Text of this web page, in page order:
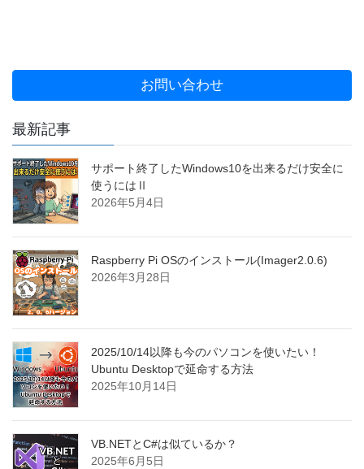
お問い合わせ
最新記事
サポート終了したWindows10を出来るだけ安全に
使うにはⅡ
2026年5月4日
Raspberry Pi OSのインストール(Imager2.0.6)
2026年3月28日
2025/10/14以降も今のパソコンを使いたい！
Ubuntu Desktopで延命する方法
2025年10月14日
VB.NETとC#は似ているか？
2025年6月5日